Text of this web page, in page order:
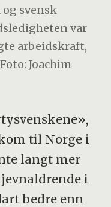
svensk
var
arbeidskraft,
Joachim
til Norge i
langt mer
i
bedre enn